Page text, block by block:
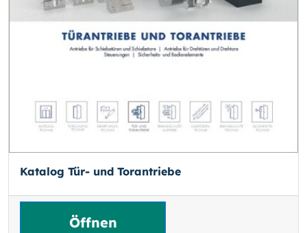
Katalog Tür- und Torantriebe
Öffnen